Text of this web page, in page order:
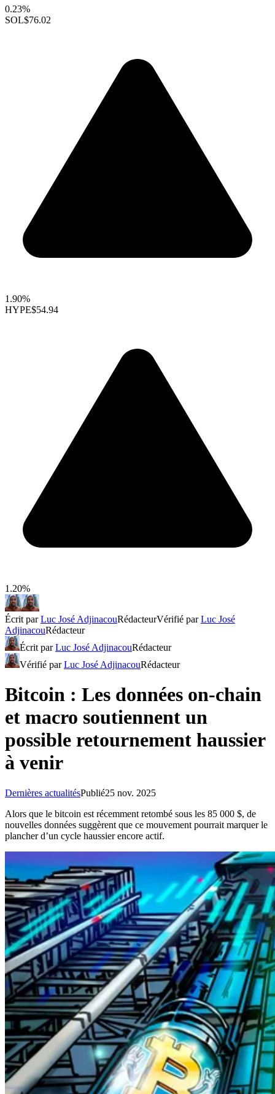
0.23%
SOL$76.02
1.90%
HYPE$54.94
1.20%
Écrit parLuc José AdjinacouRédacteurVérifié parLuc José
AdjinacouRédacteur
Écrit parLuc José AdjinacouRédacteur
Vérifié parLuc José AdjinacouRédacteur
Bitcoin : Les données on-chain
et macro soutiennent un
possible retournement haussier
à venir
Dernières actualitésPublié25 nov. 2025
Alors que le bitcoin est récemment retombé sous les 85 000 $, de
nouvelles données suggèrent que ce mouvement pourrait marquer le
plancher d’un cycle haussier encore actif.